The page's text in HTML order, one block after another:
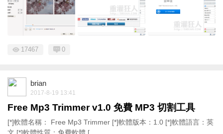
17467 0
brian
2017-8-19 13:41
Free Mp3 Trimmer v1.0 免費 MP3 切割工具
[*]軟體名稱： Free Mp3 Trimmer [*]軟體版本：1.0 [*]軟體語言：英
文 [*]軟體性質：免費軟體 [ ...